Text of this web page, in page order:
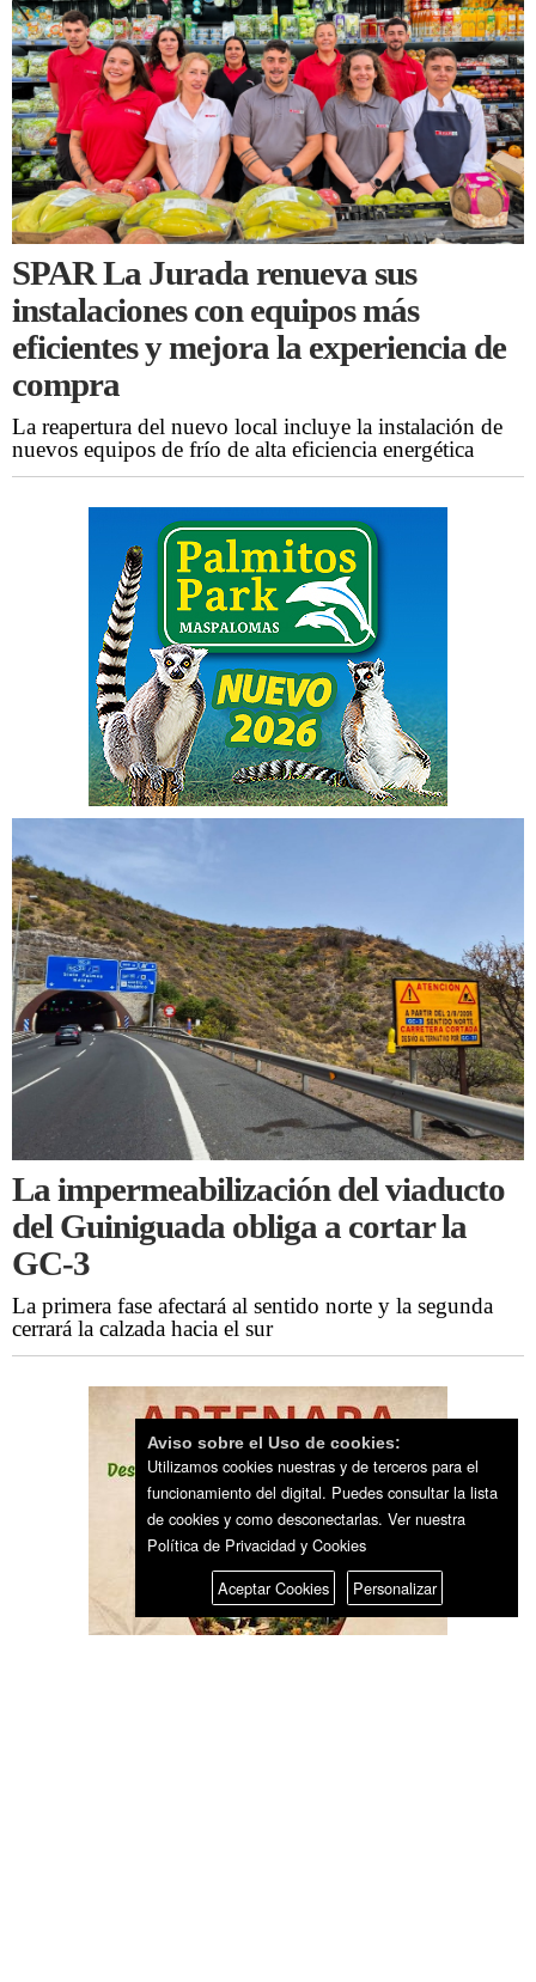
SPAR La Jurada renueva sus
instalaciones con equipos más
eficientes y mejora la experiencia de
compra
La reapertura del nuevo local incluye la instalación de
nuevos equipos de frío de alta eficiencia energética
La impermeabilización del viaducto
del Guiniguada obliga a cortar la
GC-3
La primera fase afectará al sentido norte y la segunda
cerrará la calzada hacia el sur
Aviso sobre el Uso de cookies:
Utilizamos cookies nuestras y de terceros para el
funcionamiento del digital. Puedes consultar la lista
de cookies y como desconectarlas. Ver nuestra
Política de Privacidad y Cookies
Aceptar Cookies
Personalizar